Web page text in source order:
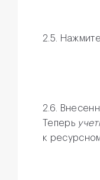
2.5. Нажмите
2.6.
Теперь
к